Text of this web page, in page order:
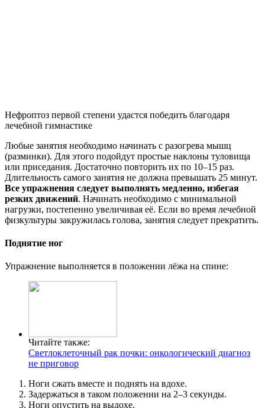
Нефроптоз первой степени удастся победить благодаря
лечебной гимнастике
Любые занятия необходимо начинать с разогрева мышц
(разминки). Для этого подойдут простые наклоны туловища
или приседания. Достаточно повторить их по 10–15 раз.
Длительность самого занятия не должна превышать 25 минут.
Все упражнения следует выполнять медленно, избегая
резких движений. Начинать необходимо с минимальной
нагрузки, постепенно увеличивая её. Если во время лечебной
физкультуры закружилась голова, занятия следует прекратить.
Поднятие ног
Упражнение выполняется в положении лёжа на спине:
Читайте также:
Светлоклеточный рак почки: онкологический диагноз
не приговор
Ноги сжать вместе и поднять на вдохе.
Задержаться в таком положении на 2–3 секунды.
Ноги опустить на выдохе.